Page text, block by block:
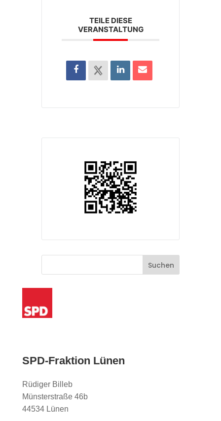
TEILE DIESE
VERANSTALTUNG
SPD-Fraktion Lünen
Rüdiger Billeb
Münsterstraße 46b
44534 Lünen